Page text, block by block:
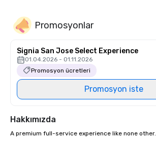
Promosyonlar
Signia San Jose Select Experience
01.04.2026 - 01.11.2026
Promosyon ücretleri
Promosyon iste
Hakkımızda
A premium full-service experience like none other.